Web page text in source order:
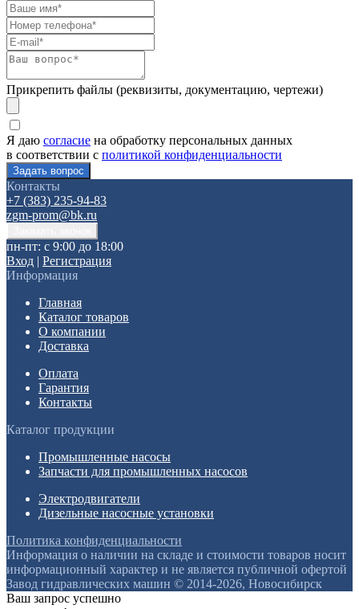
Прикрепить файлы (реквизиты, документацию, чертежи)
Я даю согласие на обработку персональных данных
в соответствии с политикой конфиденциальности
Контакты
+7 (383) 235-94-83
zgm-prom@bk.ru
пн-пт: с 9:00 до 18:00
Вход | Регистрация
Информация
Главная
Каталог товаров
О компании
Доставка
Оплата
Гарантия
Контакты
Каталог продукции
Промышленные насосы
Запчасти для промышленных насосов
Электродвигатели
Дизельные насосные установки
Политика конфиденциальности
Информация о наличии на складе и стоимости товаров носит
информационный характер и не является публичной офертой
Завод гидравлических машин © 2014-2026, Новосибирск
Ваш запрос успешно